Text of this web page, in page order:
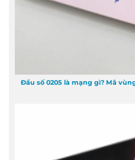
Đầu số 0205 là mạng gì? Mã